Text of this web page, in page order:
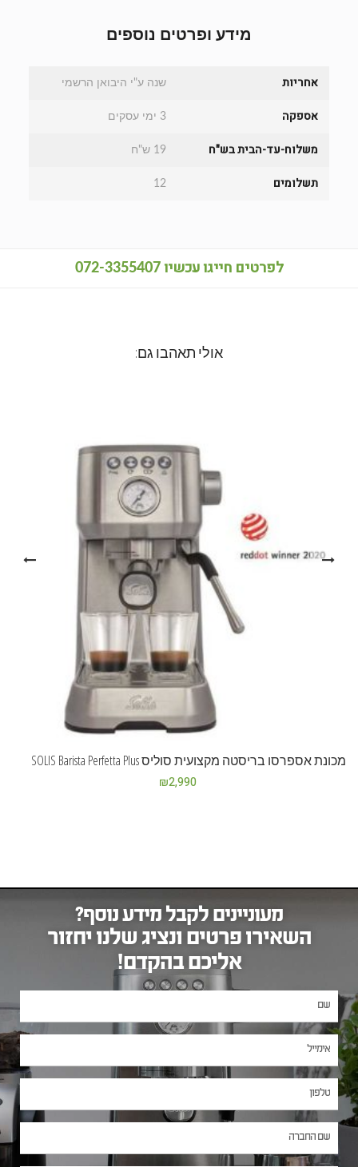
מידע ופרטים נוספים
אחריות שנה ע"י היבואן הרשמי
אספקה 3 ימי עסקים
משלוח-עד-הבית בש"ח 19 ש"ח
תשלומים 12
לפרטים חייגו עכשיו072-3355407
אולי תאהבו גם:
מכונת אספרסו בריסטה מקצועית סוליס SOLIS Barista Perfetta Plus
₪2,990
מעוניינים לקבל מידע נוסף?
השאירו פרטים ונציג שלנו יחזור
אליכם בהקדם!